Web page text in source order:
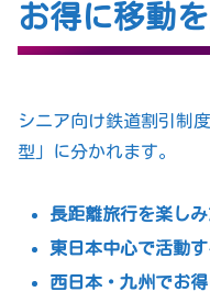
お得に移動
シニア向け鉄道割引制
型」に分かれます。
長距離旅行を楽し
東日本中心で活動
西日本・九州でお